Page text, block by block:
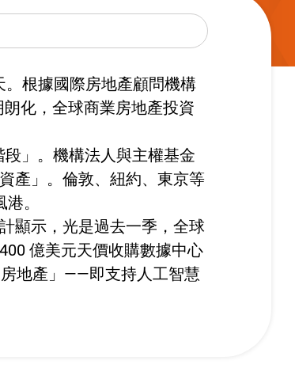
根據國際房地產顧問機構
化，全球商業房地產投資
」。機構法人與主權基金
產」。倫敦、紐約、東京等
。
顯示，光是過去一季，全球
億美元天價收購數據中心
地產」——即支持人工智慧